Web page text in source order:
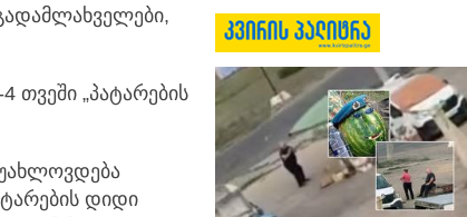
თვეში „პატარების
დიდი